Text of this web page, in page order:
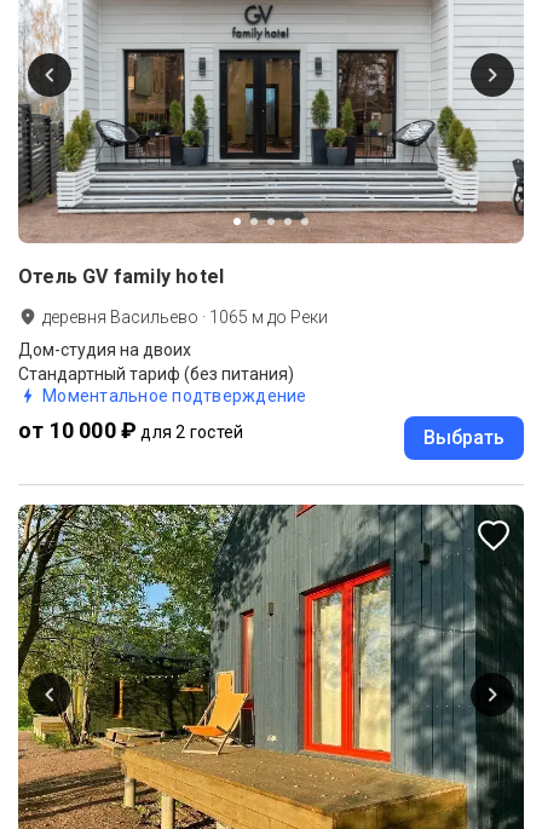
Отель GV family hotel
деревня Васильево · 1065 м до Реки
Дом-студия на двоих
Стандартный тариф (без питания)
Моментальное подтверждение
от 10 000 ₽ для 2 гостей Выбрать